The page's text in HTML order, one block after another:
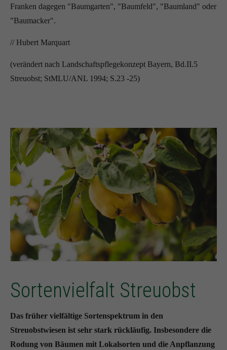
Franken dagegen "Baumgarten", "Baumfeld", "Baumland" oder
"Baumacker".
// Hubert Marquart
(verändert nach Landschaftspflegekonzept Bayern, Bd.II.5
Streuobst; StMLU/ANL 1994; S.23 -25)
Sortenvielfalt Streuobst
Das früher vielfältige Sortenspektrum in den
Streuobstwiesen ist sehr stark rückläufig. Insbesondere die
Rodung von Bäumen mit Lokalsorten und die Anpflanzung